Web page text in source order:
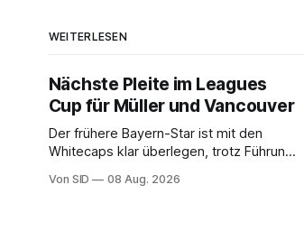
WEITERLESEN
Nächste Pleite im Leagues
Cup für Müller und Vancouver
Der frühere Bayern-Star ist mit den
Whitecaps klar überlegen, trotz Führung
Punkte.
Von SID 08 Aug. 2026